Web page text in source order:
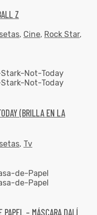
Z
, Cine, Rock Star,
(BRILLA EN LA
, Tv
PAPEL – MÁSCARA DALÍ